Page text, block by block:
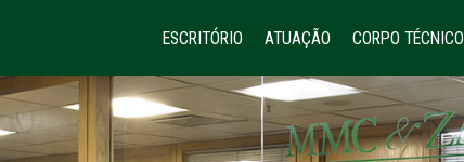
ESCRITÓRIO ATUAÇÃO CORPO TÉCNICO